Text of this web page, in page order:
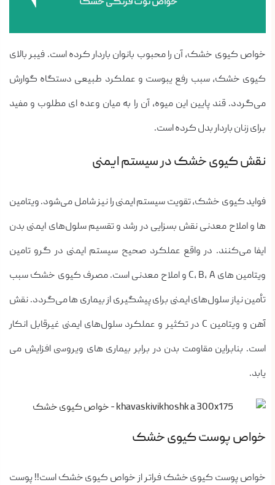
خواص کیوی خشک، آن را محبوب بانوان باردار کرده است. فیبر بالای
کیوی خشک، سبب رفع یبوست و عملکرد طبیعی دستگاه گوارش
می‌گردد. قند پایین این میوه، آن را به میان وعده ای مطلوب و مفید
برای زنان باردار بدل کرده است.
نقش کیوی خشک در سیستم ایمنی
فواید کیوی خشک، تقویت سیستم ایمنی را نیز شامل می‌شود. ویتامین
ها و املاح معدنی نقش بسزایی در رشد و تقسیم سلول‌های ایمنی بدن
ایفا می‌کنند. در واقع عملکرد صحیح سیستم ایمنی در گرو تامین
ویتامین های C, B, A و املاح معدنی است. مصرف کیوی خشک سبب
تأمین نیاز سلول‌های ایمنی برای پیشگیری از بیماری ها می‌گردد. نقش
آهن و ویتامین C در تکثیر و عملکرد سلول‌های ایمنی غیرقابل انکار
است. بنابراین مقاومت بدن در برابر بیماری های ویروسی افزایش می
یابد.
خواص پوست کیوی خشک
خواص پوست کیوی خشک فراتر از خواص کیوی خشک است!! پوست